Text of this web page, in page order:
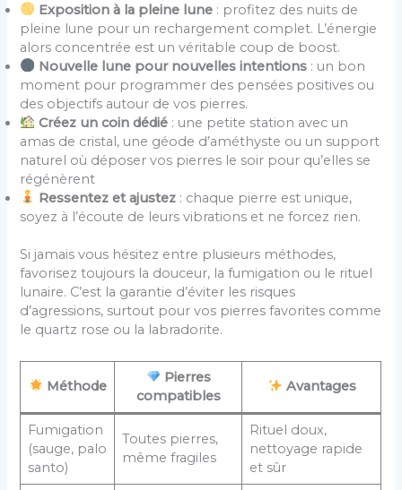
Exposition à la pleine lune : profitez des nuits de
pleine lune pour un rechargement complet. L’énergie
alors concentrée est un véritable coup de boost.
Nouvelle lune pour nouvelles intentions : un bon
moment pour programmer des pensées positives ou
des objectifs autour de vos pierres.
Créez un coin dédié : une petite station avec un
amas de cristal, une géode d’améthyste ou un support
naturel où déposer vos pierres le soir pour qu’elles se
régénèrent
Ressentez et ajustez : chaque pierre est unique,
soyez à l’écoute de leurs vibrations et ne forcez rien.
Si jamais vous hésitez entre plusieurs méthodes,
favorisez toujours la douceur, la fumigation ou le rituel
lunaire. C’est la garantie d’éviter les risques
d’agressions, surtout pour vos pierres favorites comme
le quartz rose ou la labradorite.
Méthode
Pierres
compatibles
Avantages
Fumigation
(sauge, palo
santo)
Toutes pierres,
même fragiles
Rituel doux,
nettoyage rapide
et sûr